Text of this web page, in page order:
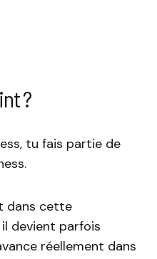
?
tu fais partie de
dans cette
devient parfois
réellement dans